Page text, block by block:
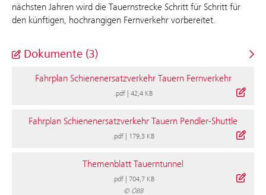
nächsten Jahren wird die Tauernstrecke Schritt für Schritt für
den künftigen, hochrangigen Fernverkehr vorbereitet.
Dokumente (3)
Fahrplan Schienenersatzverkehr Tauern Fernverkehr
.pdf| 42,4 KB
Fahrplan Schienenersatzverkehr Tauern Pendler-Shuttle
.pdf| 179,3 KB
Themenblatt Tauerntunnel
.pdf| 704,7 KB
© ÖBB